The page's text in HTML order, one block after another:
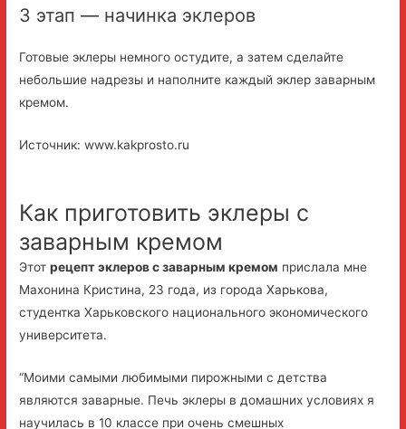
3 этап — начинка эклеров
Готовые эклеры немного остудите, а затем сделайте
небольшие надрезы и наполните каждый эклер заварным
кремом.
Источник: www.kakprosto.ru
Как приготовить эклеры с
заварным кремом
Этотрецепт эклеров с заварным кремом прислала мне
Махонина Кристина, 23 года, из города Харькова,
студентка Харьковского национального экономического
университета.
“Моими самыми любимыми пирожными с детства
являются заварные. Печь эклеры в домашних условиях я
научилась в 10 классе при очень смешных